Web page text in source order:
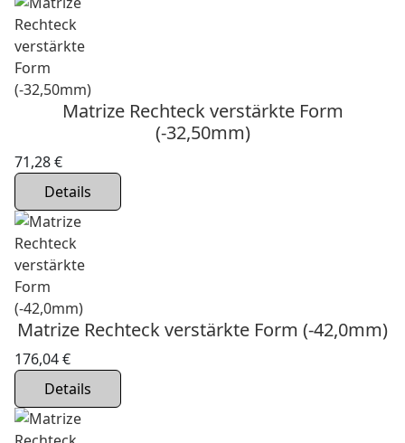
Matrize Rechteck verstärkte Form
(-32,50mm)
71,28 €
Details
Matrize Rechteck verstärkte Form (-42,0mm)
176,04 €
Details